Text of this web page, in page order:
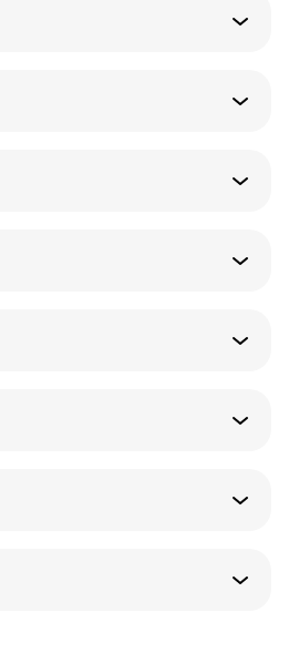
знаків для котированої